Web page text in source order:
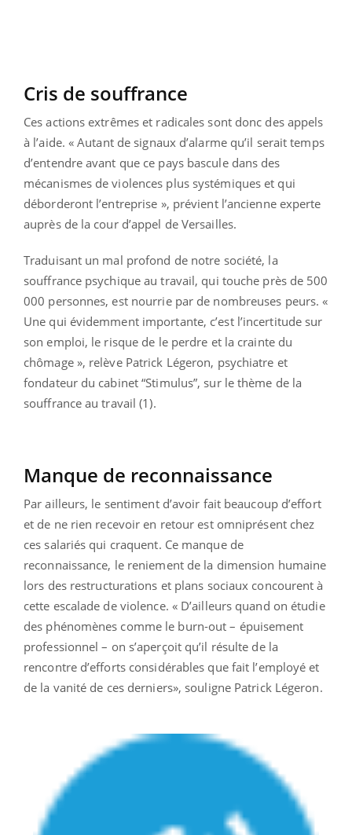
Cris de souffrance
Ces actions extrêmes et radicales sont donc des appels
à l’aide. « Autant de signaux d’alarme qu’il serait temps
d’entendre avant que ce pays bascule dans des
mécanismes de violences plus systémiques et qui
déborderont l’entreprise », prévient l’ancienne experte
auprès de la cour d’appel de Versailles.
Traduisant un mal profond de notre société, la
souffrance psychique au travail, qui touche près de 500
000 personnes, est nourrie par de nombreuses peurs. «
Une qui évidemment importante, c’est l’incertitude sur
son emploi, le risque de le perdre et la crainte du
chômage », relève Patrick Légeron, psychiatre et
fondateur du cabinet “Stimulus”, sur le thème de la
souffrance au travail (1).
Manque de reconnaissance
Par ailleurs, le sentiment d’avoir fait beaucoup d’effort
et de ne rien recevoir en retour est omniprésent chez
ces salariés qui craquent. Ce manque de
reconnaissance, le reniement de la dimension humaine
lors des restructurations et plans sociaux concourent à
cette escalade de violence. « D’ailleurs quand on étudie
des phénomènes comme le burn-out – épuisement
professionnel – on s’aperçoit qu’il résulte de la
rencontre d’efforts considérables que fait l’employé et
de la vanité de ces derniers», souligne Patrick Légeron.